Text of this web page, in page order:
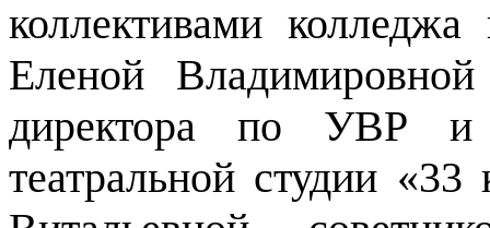
коллективами
Еленой
директора по УВР и
театральной студии